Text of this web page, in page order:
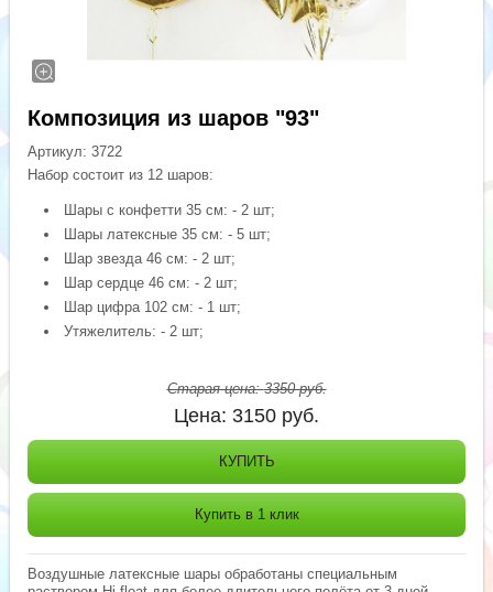
Композиция из шаров "93"
Артикул:3722
Набор состоит из 12 шаров:
Шары с конфетти 35 см: - 2 шт;
Шары латексные 35 см: - 5 шт;
Шар звезда 46 см: - 2 шт;
Шар сердце 46 см: - 2 шт;
Шар цифра 102 см: - 1 шт;
Утяжелитель: - 2 шт;
Старая цена:3350руб.
Цена: 3150 руб.
КУПИТЬ
Купить в 1 клик
Воздушные латексные шары обработаны специальным